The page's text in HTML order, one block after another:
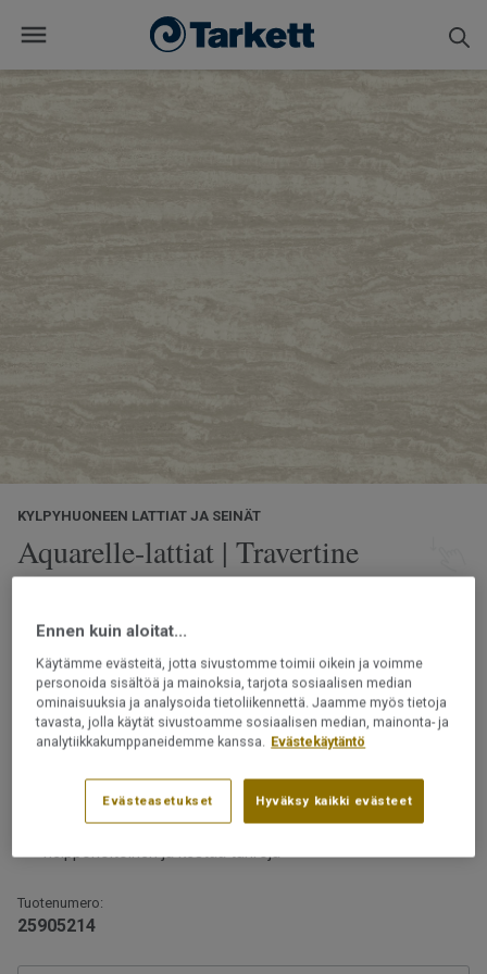
KYLPYHUONEEN LATTIAT JA SEINÄT
Aquarelle-lattiat | Travertine
Beige
Luonnosta inspiroituneet Aquarelle-märkätilalattiat
tarjoavat laajan valikoiman kuoseja ja värejä. Valitse
luonnonmukaisista kivi-, betoni- ja marmorikuoseista,
klassisesta kalanruotokuviosta tai eteläisemmistä
leveysasteista inspiraationsa saaneista designeista.
Päällysteet saa asentaa märkätiloihin vain
kuosia ei ole mahdollista kuviokohdistaa.
Lue lisää
Ftalaatiton
Vesitiivis rakenne
Suojaavan pintakerroksen ansiosta lattia on
helppohoitoinen ja kestää tahroja
Tuotenumero:
25905214
Ennen kuin aloitat...
Käytämme evästeitä, jotta sivustomme toimii oikein ja voimme
personoida sisältöä ja mainoksia, tarjota sosiaalisen median
ominaisuuksia ja analysoida tietoliikennettä. Jaamme myös tietoja
tavasta, jolla käytät sivustoamme sosiaalisen median, mainonta- ja
analytiikkakumppaneidemme kanssa. Evästekäytäntö
Evästeasetukset Hyväksy kaikki evästeet